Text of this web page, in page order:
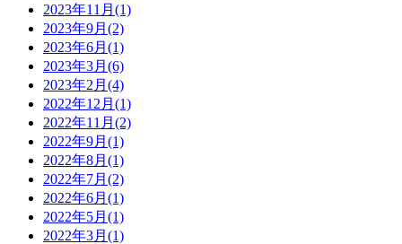
2023年11月 (1)
2023年9月 (2)
2023年6月 (1)
2023年3月 (6)
2023年2月 (4)
2022年12月 (1)
2022年11月 (2)
2022年9月 (1)
2022年8月 (1)
2022年7月 (2)
2022年6月 (1)
2022年5月 (1)
2022年3月 (1)